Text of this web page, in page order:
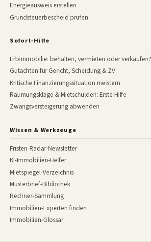
Energieausweis erstellen
Grundsteuerbescheid prüfen
Sofort-Hilfe
Erbimmobilie: behalten, vermieten oder verkaufen?
Gutachten für Gericht, Scheidung & ZV
Kritische Finanzierungssituation meistern
Räumungsklage & Mietschulden: Erste Hilfe
Zwangsversteigerung abwenden
Wissen & Werkzeuge
Fristen-Radar-Newsletter
KI-Immobilien-Helfer
Mietspiegel-Verzeichnis
Musterbrief-Bibliothek
Rechner-Sammlung
Immobilien-Experten finden
Immobilien-Glossar